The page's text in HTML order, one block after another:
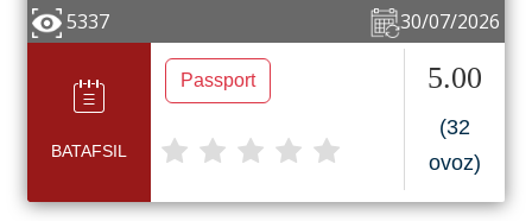
30/07/2026
5337
BATAFSIL
Passport 5.00
(32
ovoz)